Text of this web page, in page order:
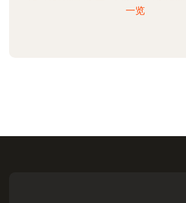
一览